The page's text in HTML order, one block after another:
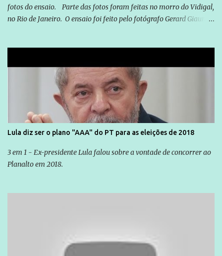
fotos do ensaio. Parte das fotos foram feitas no morro do Vidigal,
no Rio de Janeiro. O ensaio foi feito pelo fotógrafo Gerard Giaume
Lula diz ser o plano "AAA" do PT para as eleições de 2018
3 em 1 - Ex-presidente Lula falou sobre a vontade de concorrer ao
Planalto em 2018.